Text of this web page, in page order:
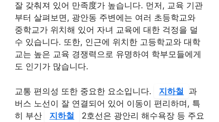
잘 갖춰져 있어 만족度가 높습니다. 먼저, 교육 기관
부터 살펴보면, 광안동 주변에는 여러 초등학교와
중학교가 위치해 있어 자녀 교육에 대한 걱정을 덜
수 있습니다. 또한, 인근에 위치한 고등학교와 대학
교는 높은 교육 경쟁력으로 유명하여 학부모들에게
도 인기가 많습니다.
교통 편의성 또한 중요한 요소입니다. 지하철
과
버스 노선이 잘 연결되어 있어 이동이 편리하며, 특
히 부산
지하철
2호선은 광안리 해수욕장 등 주요